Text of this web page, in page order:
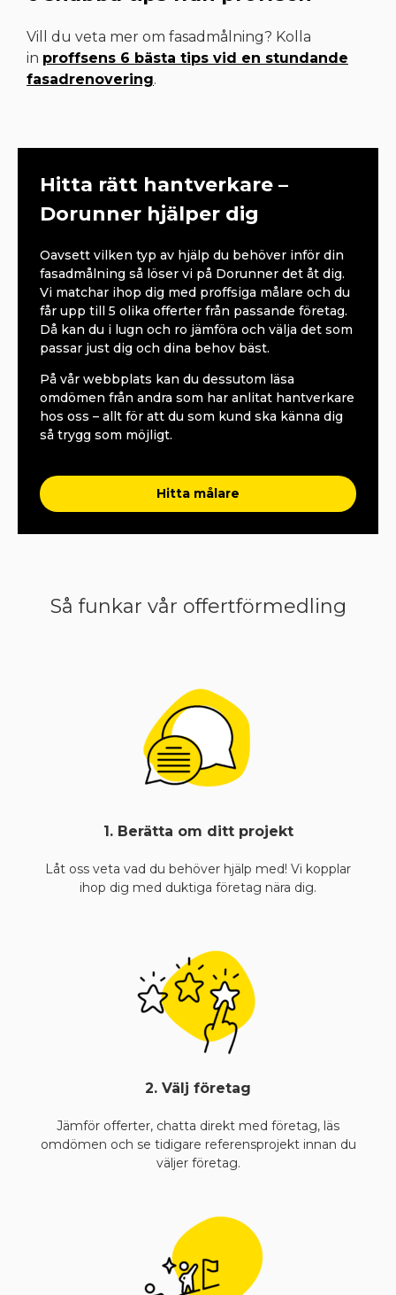
Vill du veta mer om fasadmålning? Kolla
in proffsens 6 bästa tips vid en stundande
fasadrenovering.
Hitta rätt hantverkare –
Dorunner hjälper dig
Oavsett vilken typ av hjälp du behöver inför din
fasadmålning så löser vi på Dorunner det åt dig.
Vi matchar ihop dig med proffsiga målare och du
får upp till 5 olika offerter från passande företag.
Då kan du i lugn och ro jämföra och välja det som
passar just dig och dina behov bäst.
På vår webbplats kan du dessutom läsa
omdömen från andra som har anlitat hantverkare
hos oss – allt för att du som kund ska känna dig
så trygg som möjligt.
Hitta målare
Så funkar vår offertförmedling
1. Berätta om ditt projekt
Låt oss veta vad du behöver hjälp med! Vi kopplar
ihop dig med duktiga företag nära dig.
2. Välj företag
Jämför offerter, chatta direkt med företag, läs
omdömen och se tidigare referensprojekt innan du
väljer företag.